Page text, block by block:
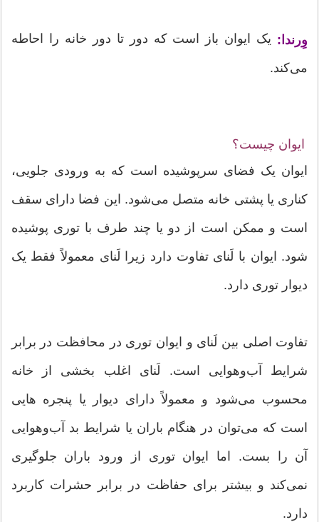
وِرندا: یک ایوان باز است که دور تا دور خانه را احاطه
می‌کند.
ایوان چیست؟
ایوان یک فضای سرپوشیده است که به ورودی جلویی،
کناری یا پشتی خانه متصل می‌شود. این فضا دارای سقف
است و ممکن است از دو یا چند طرف با توری پوشیده
شود. ایوان با لَنای تفاوت دارد زیرا لَنای معمولاً فقط یک
دیوار توری دارد.
تفاوت اصلی بین لَنای و ایوان توری در محافظت در برابر
شرایط آب‌وهوایی است. لَنای اغلب بخشی از خانه
محسوب می‌شود و معمولاً دارای دیوار یا پنجره هایی
است که می‌توان در هنگام باران یا شرایط بد آب‌وهوایی
آن را بست. اما ایوان توری از ورود باران جلوگیری
نمی‌کند و بیشتر برای حفاظت در برابر حشرات کاربرد
دارد.